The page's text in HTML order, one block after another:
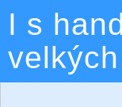
I s